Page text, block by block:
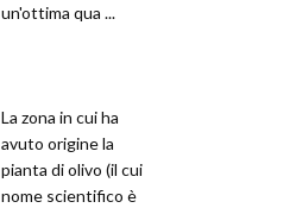
un'ottima qua ...
La zona in cui ha
avuto origine la
pianta di olivo (il cui
nome scientifico è